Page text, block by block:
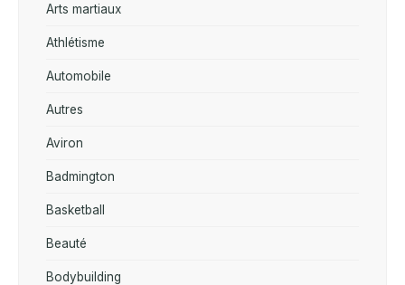
Arts martiaux
Athlétisme
Automobile
Autres
Aviron
Badmington
Basketball
Beauté
Bodybuilding